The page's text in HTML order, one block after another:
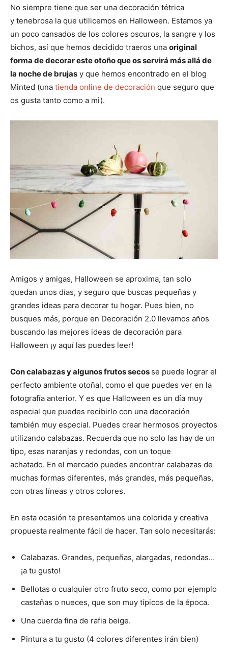
No siempre tiene que ser una decoración tétrica
y tenebrosa la que utilicemos en Halloween. Estamos ya
un poco cansados de los colores oscuros, la sangre y los
bichos, así que hemos decidido traeros una original
forma de decorar este otoño que os servirá más allá de
la noche de brujas y que hemos encontrado en el blog
Minted (una tienda online de decoración que seguro que
os gusta tanto como a mi).
Amigos y amigas, Halloween se aproxima, tan solo
quedan unos días, y seguro que buscas pequeñas y
grandes ideas para decorar tu hogar. Pues bien, no
busques más, porque en Decoración 2.0 llevamos años
buscando las mejores ideas de decoración para
Halloween ¡y aquí las puedes leer!
Con calabazas y algunos frutos secos se puede lograr el
perfecto ambiente otoñal, como el que puedes ver en la
fotografía anterior. Y es que Halloween es un día muy
especial que puedes recibirlo con una decoración
también muy especial. Puedes crear hermosos proyectos
utilizando calabazas. Recuerda que no solo las hay de un
tipo, esas naranjas y redondas, con un toque
achatado. En el mercado puedes encontrar calabazas de
muchas formas diferentes, más grandes, más pequeñas,
con otras líneas y otros colores.
En esta ocasión te presentamos una colorida y creativa
propuesta realmente fácil de hacer. Tan solo necesitarás:
Calabazas. Grandes, pequeñas, alargadas, redondas…
¡a tu gusto!
Bellotas o cualquier otro fruto seco, como por ejemplo
castañas o nueces, que son muy típicos de la época.
Una cuerda fina de rafia beige.
Pintura a tu gusto (4 colores diferentes irán bien)